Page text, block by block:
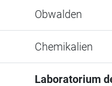
Obwalden
Chemikalien
Laboratorium